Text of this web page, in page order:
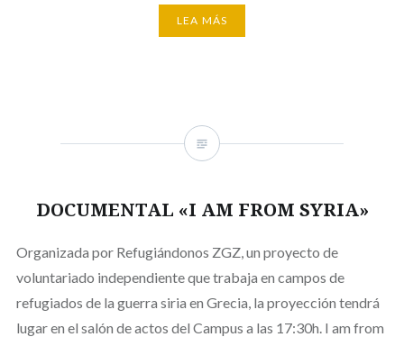
LEA MÁS
DOCUMENTAL «I AM FROM SYRIA»
Organizada por Refugiándonos ZGZ, un proyecto de
voluntariado independiente que trabaja en campos de
refugiados de la guerra siria en Grecia, la proyección tendrá
lugar en el salón de actos del Campus a las 17:30h. I am from